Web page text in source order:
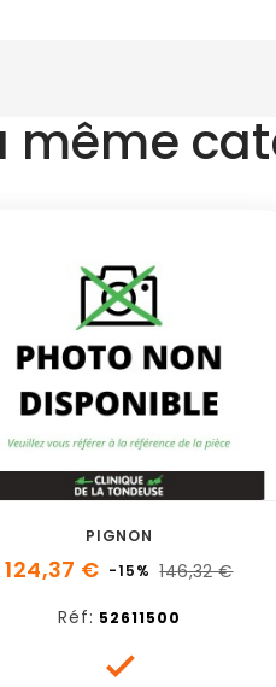
PIGNON
124,37 € -15% 146,32 €
Réf: 52611500
